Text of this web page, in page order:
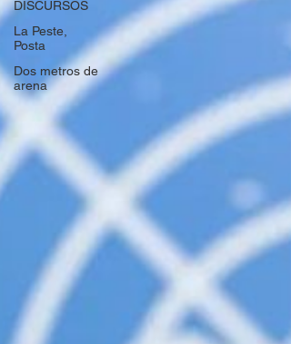
DISCURSOS
La Peste,
Posta
Dos metros de
arena